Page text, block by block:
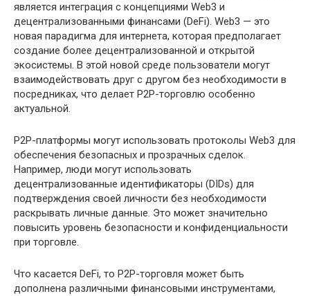
является интеграция с концепциями Web3 и
децентрализованными финансами (DeFi). Web3 — это
новая парадигма для интернета, которая предполагает
создание более децентрализованной и открытой
экосистемы. В этой новой среде пользователи могут
взаимодействовать друг с другом без необходимости в
посредниках, что делает P2P-торговлю особенно
актуальной.
P2P-платформы могут использовать протоколы Web3 для
обеспечения безопасных и прозрачных сделок.
Например, люди могут использовать
децентрализованные идентификаторы (DIDs) для
подтверждения своей личности без необходимости
раскрывать личные данные. Это может значительно
повысить уровень безопасности и конфиденциальности
при торговле.
Что касается DeFi, то P2P-торговля может быть
дополнена различными финансовыми инструментами,